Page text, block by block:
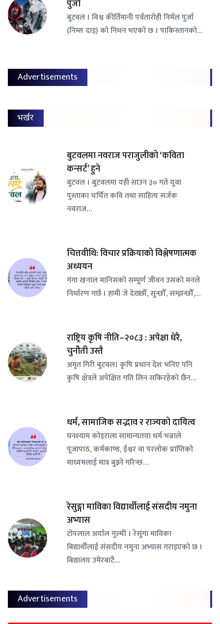
पुर्जा
बुटवल । विश्व कीर्तिमानी पर्वतारोही निर्मल पुर्जा
(निम्स दाइ) को निधन भएको छ । पाकिस्तानको…
Advertisements
भर्खर
बुटवलमा नवराज पराजुलीको ‘कविता
कन्सर्ट’ हुने
बुटवल । बुटवलमा यही साउन ३० गते युवा
पुस्ताका चर्चित कवि तथा साहित्य सर्जक
नवराज…
चित्तवीथि: विचार प्रक्रियाको विश्लेषणात्मक
अध्ययन
गंगा खनाल मानिसको सम्पूर्ण जीवन उसको मनले
निर्धारण गर्छ । हामी जे देख्छौँ, सुन्छौँ, सम्झन्छौँ,…
राष्ट्रिय कृषि नीति–२०८३ : अपेक्षा धेरै,
चुनौती उस्तै
अमृत गिरी बुटवल। कृषि प्रधान देश भनिए पनि
कृषि क्षेत्रले अपेक्षित गति लिन सकिरहेको छैन…
धर्म, सामाजिक सद्भाव र राज्यको दायित्व
घनश्याम कोइराला सामान्यतया धर्म भन्नाले
पूजापाठ, कर्मकाण्ड, ईश्वर वा परलोक प्राप्तिको
माध्यमलाई मात्र बुझ्ने गरिन्छ…
रेसुङ्गा माविका विद्यार्थीलाई संसदीय नमुना
अभ्यास
टोपलाल अर्याल गुल्मी । रेसुंगा माविका
बिद्यार्थीलाई संसदीय नमुना अभ्यास गराइएको छ ।
बिद्यालय उमेरबाटै…
Advertisements